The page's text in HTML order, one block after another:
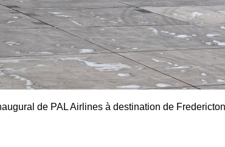
de PAL Airlines à destination de